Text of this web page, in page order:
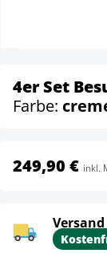
4er Set
Farbe:
249,90 € inkl.